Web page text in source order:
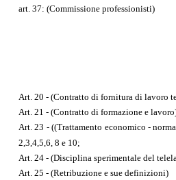
art. 37: (Commissione professionisti)
Art. 20 - (Contratto di fornitura di lavoro
Art. 21 - (Contratto di formazione e
Art. 23 - ((Trattamento economico -
2,3,4,5,6, 8 e 10;
Art. 24 - (Disciplina sperimentale del
Art. 25 - (Retribuzione e sue definizioni)